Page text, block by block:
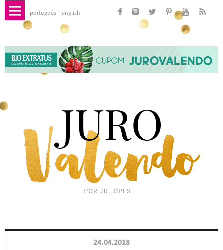
português english
24.04.2018